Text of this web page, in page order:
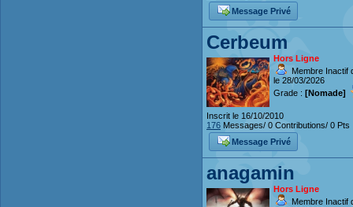
Message Privé
Cerbeum
Hors Ligne
Membre Inactif
le 28/03/2026
Grade : [Nomade]
Inscrit le 16/10/2010
176 Messages/ 0 Contributions/ 0 Pts
Message Privé
anagamin
Hors Ligne
Membre Inactif